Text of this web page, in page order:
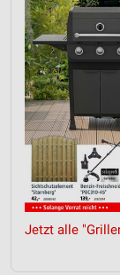
Jetzt alle